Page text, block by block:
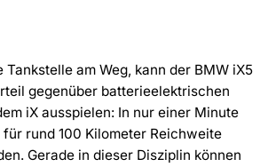
am Weg, kann der BMW iX5
gegenüber batterieelektrischen
iX ausspielen: In nur einer Minute
rund 100 Kilometer Reichweite
Gerade in dieser Disziplin können